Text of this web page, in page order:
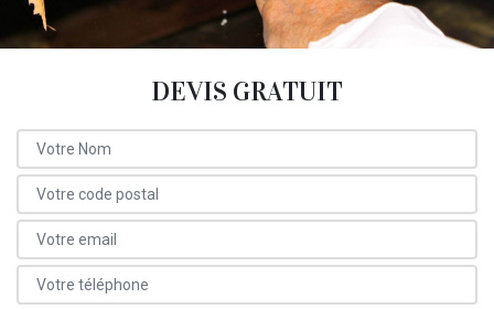
DEVIS GRATUIT